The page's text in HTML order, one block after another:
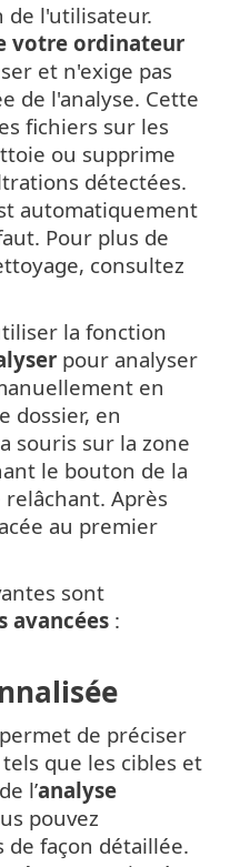
de l'utilisateur.
votre ordinateur
et n'exige pas
de l'analyse. Cette
fichiers sur les
ou supprime
détectées.
automatiquement
Pour plus de
consultez
la fonction
pour analyser
en
dossier, en
souris sur la zone
le bouton de la
Après
au premier
sont
avancées :
permet de préciser
que les cibles et
l’analyse
pouvez
façon détaillée.